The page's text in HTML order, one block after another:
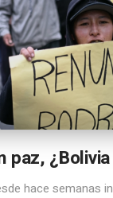
paz,
hace semanas